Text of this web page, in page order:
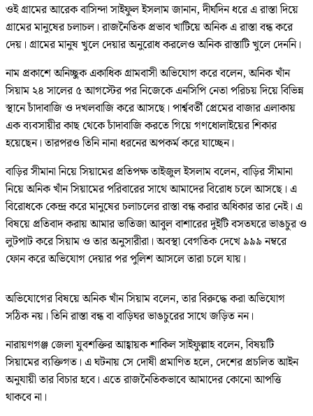
ওই গ্রামের আরেক বাসিন্দা সাইফুল ইসলাম জানান, দীর্ঘদিন ধরে এ রাস্তা দিয়ে
গ্রামের মানুষের চলাচল। রাজনৈতিক প্রভাব খাটিয়ে অনিক এ রাস্তা বন্ধ করে
দেয়। গ্রামের মানুষ খুলে দেয়ার অনুরোধ করলেও অনিক রাস্তাটি খুলে দেননি।
নাম প্রকাশে অনিচ্ছুক একাধিক গ্রামবাসী অভিযোগ করে বলেন, অনিক খাঁন
সিয়াম ২৪ সালের ৫ আগস্টের পর নিজেকে এনসিপি নেতা পরিচয় দিয়ে বিভিন্ন
স্থানে চাঁদাবাজি ও দখলবাজি করে আসছে। পার্শ্ববর্তী প্রেমের বাজার এলাকায়
এক ব্যবসায়ীর কাছ থেকে চাঁদাবাজি করতে গিয়ে গণধোলাইয়ের শিকার
হয়েছেন। তারপরও তিনি নানা ধরনের অপকর্ম করে যাচ্ছেন।
বাড়ির সীমানা নিয়ে সিয়ামের প্রতিপক্ষ তাইজুল ইসলাম বলেন, বাড়ির সীমানা
নিয়ে অনিক খাঁন সিয়ামের পরিবারের সাথে আমাদের বিরোধ চলে আসছে। এ
বিরোধকে কেন্দ্র করে মানুষের চলাচলের রাস্তা বন্ধ করার অধিকার তার নেই। এ
বিষয়ে প্রতিবাদ করায় আমার ভাতিজা আবুল বাশারের দুইটি বসতঘরে ভাঙচুর ও
লুটপাট করে সিয়াম ও তার অনুসারীরা। অবস্থা বেগতিক দেখে ৯৯৯ নম্বরে
ফোন করে অভিযোগ দেয়ার পর পুলিশ আসলে তারা চলে যায়।
অভিযোগের বিষয়ে অনিক খাঁন সিয়াম বলেন, তার বিরুদ্ধে করা অভিযোগ
সঠিক নয়। তিনি রাস্তা বন্ধ বা বাড়িঘর ভাঙচুরের সাথে জড়িত নন।
নারায়ণগঞ্জ জেলা যুবশক্তির আহ্বায়ক শাকিল সাইফুল্লাহ বলেন, বিষয়টি
সিয়ামের ব্যক্তিগত। এ ঘটনায় সে দোষী প্রমাণিত হলে, দেশের প্রচলিত আইন
অনুযায়ী তার বিচার হবে। এতে রাজনৈতিকভাবে আমাদের কোনো আপত্তি
থাকবে না।